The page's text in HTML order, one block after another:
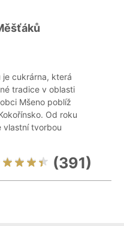
je cukrárna, která
tradice v oblasti
Mšeno poblíž
Od roku
vlastní tvorbou
(391)